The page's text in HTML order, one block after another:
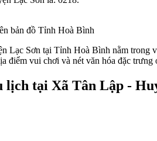
bản đồ Tỉnh Hoà Bình
Lạc Sơn tại Tỉnh Hoà Bình nằm trong
điểm vui chơi và nét văn hóa đặc trưng
lịch tại Xã Tân Lập -